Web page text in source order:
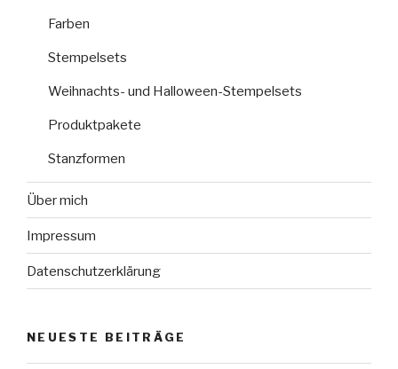
Farben
Stempelsets
Weihnachts- und Halloween-Stempelsets
Produktpakete
Stanzformen
Über mich
Impressum
Datenschutzerklärung
NEUESTE BEITRÄGE